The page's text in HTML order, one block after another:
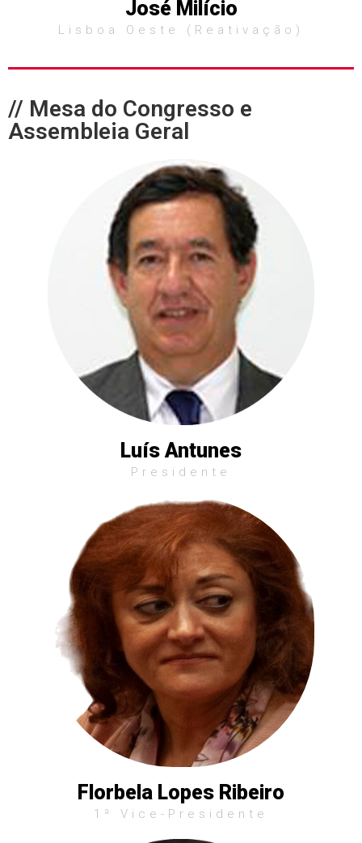
José Milício
Lisboa Oeste (reativação)
// Mesa do Congresso e
Assembleia Geral
Luís Antunes
Presidente
Florbela Lopes Ribeiro
1ª Vice-Presidente